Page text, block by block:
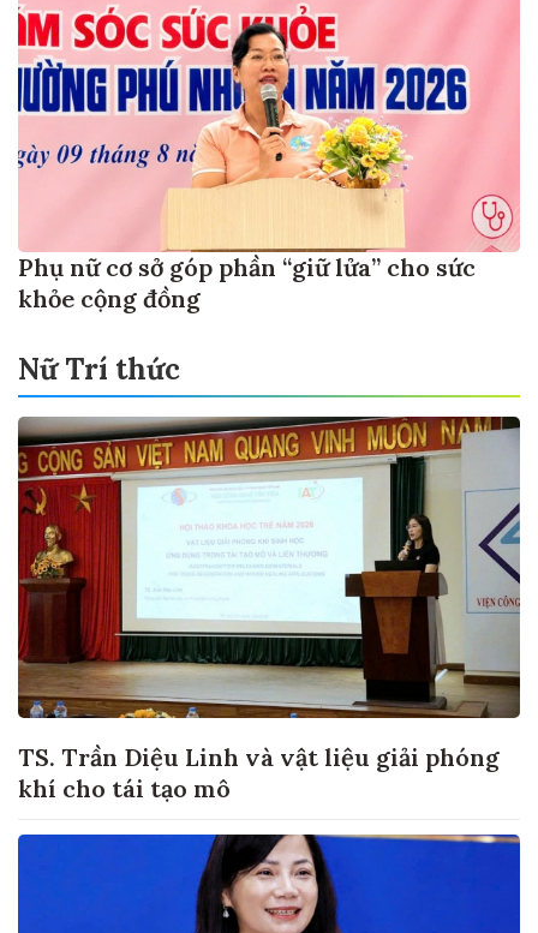
Phụ nữ cơ sở góp phần “giữ lửa” cho sức
khỏe cộng đồng
Nữ Trí thức
TS. Trần Diệu Linh và vật liệu giải phóng
khí cho tái tạo mô